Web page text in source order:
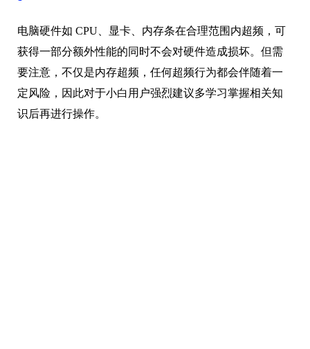
电脑硬件如 CPU、显卡、内存条在合理范围内超频，可
获得一部分额外性能的同时不会对硬件造成损坏。但需
要注意，不仅是内存超频，任何超频行为都会伴随着一
定风险，因此对于小白用户强烈建议多学习掌握相关知
识后再进行操作。